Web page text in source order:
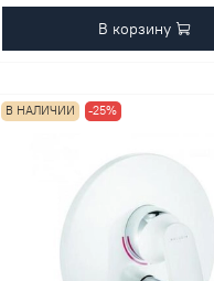
В корзину
В НАЛИЧИИ -25%